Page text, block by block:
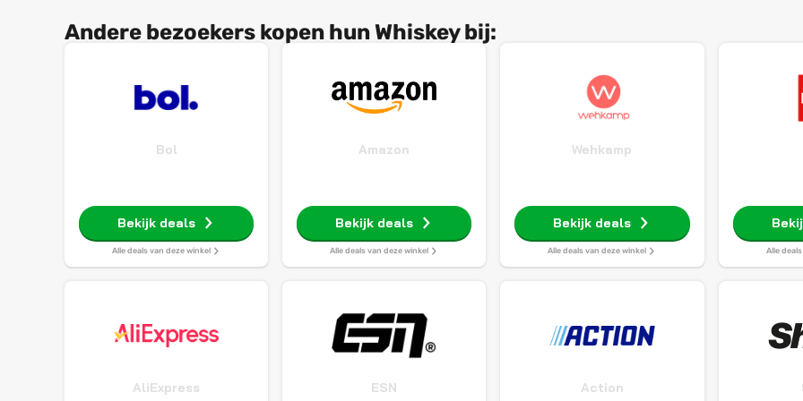
Andere bezoekers kopen hun Whiskey bij:
Bol
Bekijk deals
Alle deals van deze winkel
Amazon
Bekijk deals
Alle deals van deze winkel
Wehkamp
Bekijk deals
Alle deals van deze winkel Alle
AliExpress ESN Action